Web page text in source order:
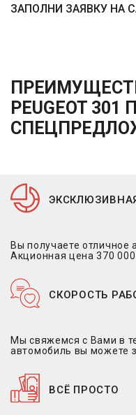
ЗАПОЛНИ ЗАЯВКУ НА
PEUGEOT 301
Вы получаете
Акционная цена 370
СКОРОСТЬ
Мы свяжемся с Вами в
автомобиль вы можете
ВСЁ ПРОСТО